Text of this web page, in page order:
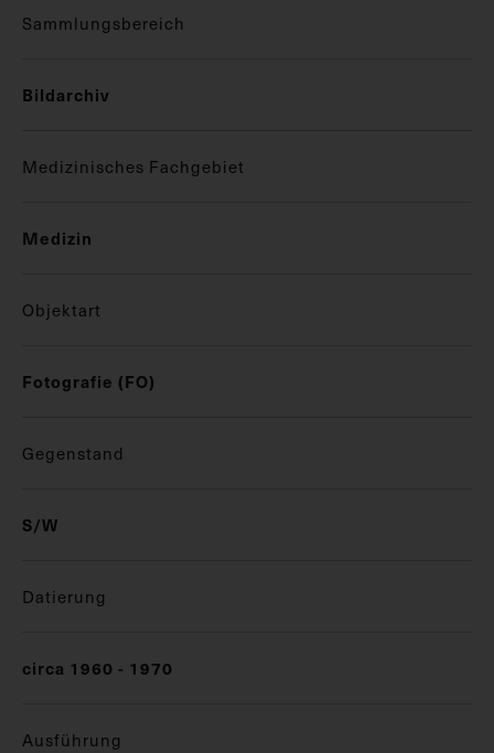
Sammlungsbereich
Bildarchiv
Medizinisches Fachgebiet
Medizin
Objektart
Fotografie (FO)
Gegenstand
S/W
Datierung
circa 1960 - 1970
Ausführung